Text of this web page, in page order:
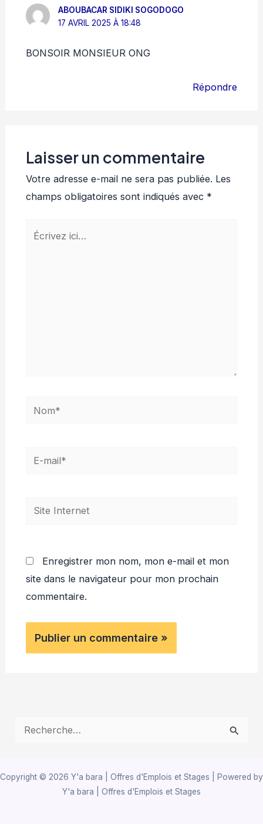
ABOUBACAR SIDIKI SOGODOGO
17 AVRIL 2025 À 18:48
BONSOIR MONSIEUR ONG
Répondre
Laisser un commentaire
Votre adresse e-mail ne sera pas publiée. Les
champs obligatoires sont indiqués avec *
Écrivez
Nom*
E-
Site
Enregistrer mon nom, mon e-mail et mon
site dans le navigateur pour mon prochain
commentaire.
h
Copyright © 2026 Y'a bara | Offres d'Emplois et Stages | Powered by
Y'a bara | Offres d'Emplois et Stages